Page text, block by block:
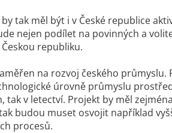
tak měl být i v České republice
nejen podílet na povinných a
republiku.
na rozvoj českého
úrovně průmyslu
tak v letectví. Projekt by měl
budou muset osvojit například
procesů.